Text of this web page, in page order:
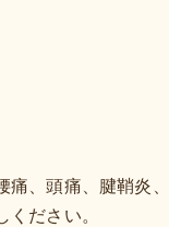
痛、頭痛、腱鞘炎
ださい。